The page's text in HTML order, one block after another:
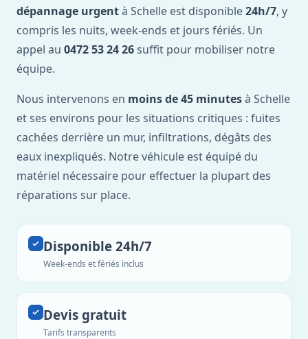
dépannage urgentà Schelle est disponible24h/7, y
compris les nuits, week-ends et jours fériés. Un
appel au 0472 53 24 26 suffit pour mobiliser notre
équipe.
Nous intervenons en moins de 45 minutesà Schelle
et ses environs pour les situations critiques : fuites
cachées derrière un mur, infiltrations, dégâts des
eaux inexpliqués. Notre véhicule est équipé du
matériel nécessaire pour effectuer la plupart des
réparations sur place.
Disponible 24h/7
Week-ends et fériés inclus
Devis gratuit
Tarifs transparents